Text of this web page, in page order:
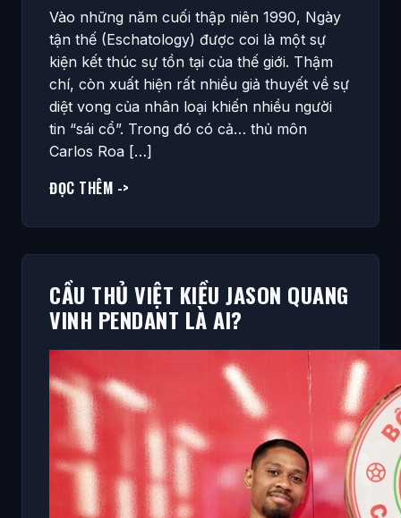
Vào những năm cuối thập niên 1990, Ngày
tận thế (Eschatology) được coi là một sự
kiện kết thúc sự tồn tại của thế giới. Thậm
chí, còn xuất hiện rất nhiều giả thuyết về sự
diệt vong của nhân loại khiến nhiều người
tin “sái cổ”. Trong đó có cả… thủ môn
Carlos Roa […]
ĐỌC THÊM ->
CẦU THỦ VIỆT KIỀU JASON QUANG
VINH PENDANT LÀ AI?